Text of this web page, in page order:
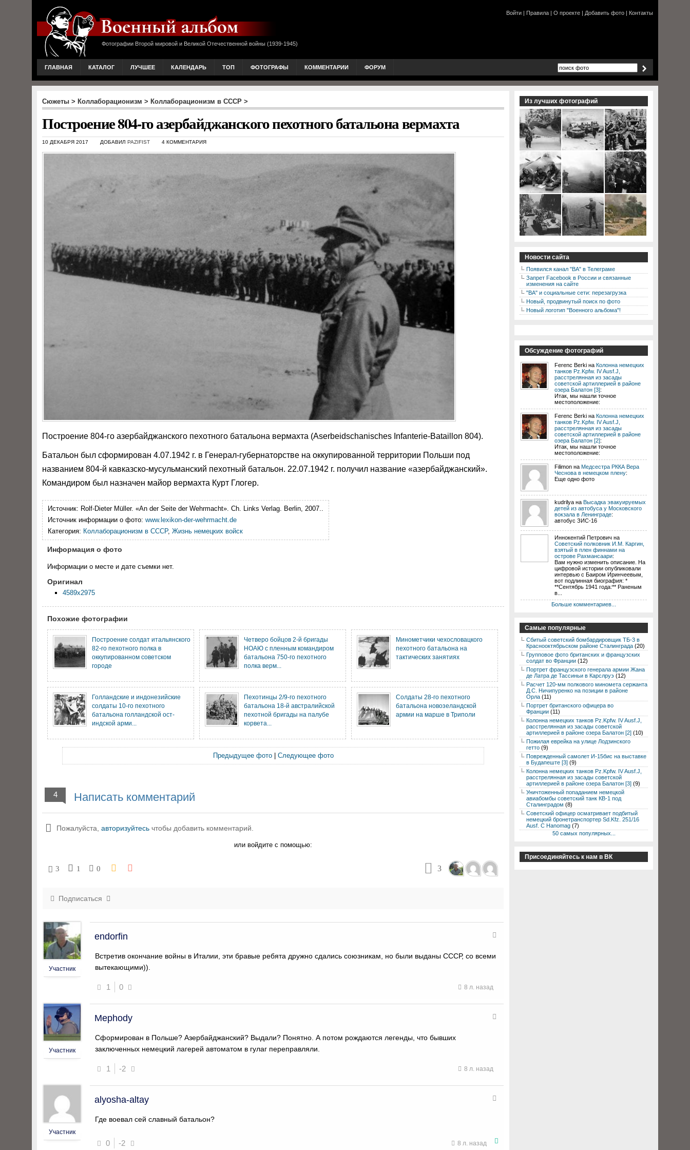
Фотографии Второй мировой и Великой Отечественной войны (1939-1945)
Войти | Правила | О проекте | Добавить фото | Контакты
ГЛАВНАЯ КАТАЛОГ ЛУЧШЕЕ КАЛЕНДАРЬ ТОП ФОТОГРАФЫ КОММЕНТАРИИ ФОРУМ
Сюжеты > Коллаборационизм > Коллаборационизм в СССР >
Построение 804-го азербайджанского пехотного батальона вермахта
10 ДЕКАБРЯ 2017 ДОБАВИЛ PAZIFIST 4 КОММЕНТАРИЯ
Построение 804-го азербайджанского пехотного батальона вермахта (Aserbeidschanisches Infanterie-Bataillon 804).
Батальон был сформирован 4.07.1942 г. в Генерал-губернаторстве на оккупированной территории Польши под
названием 804-й кавказско-мусульманский пехотный батальон. 22.07.1942 г. получил название «азербайджанский».
Командиром был назначен майор вермахта Курт Глогер.
Источник: Rolf-Dieter Müller. «An der Seite der Wehrmacht». Ch. Links Verlag. Berlin, 2007..
Источник информации о фото: www.lexikon-der-wehrmacht.de
Категория: Коллаборационизм в СССР, Жизнь немецких войск
Информация о фото
Информации о месте и дате съемки нет.
Оригинал
4589x2975
Похожие фотографии
Построение солдат итальянского
82-го пехотного полка в
оккупированном советском
городе
Четверо бойцов 2-й бригады
НОАЮ с пленным командиром
батальона 750-го пехотного
полка верм...
Минометчики чехословацкого
пехотного батальона на
тактических занятиях
Голландские и индонезийские
солдаты 10-го пехотного
батальона голландской ост-
индской арми...
Пехотинцы 2/9-го пехотного
батальона 18-й австралийской
пехотной бригады на палубе
корвета...
Солдаты 28-го пехотного
батальона новозеландской
армии на марше в Триполи
Предыдущее фото| Следующее фото
4 Написать комментарий
Пожалуйста, авторизуйтесь чтобы добавить комментарий.
или войдите с помощью:
3 1 0 3
Подписаться
Участник
endorfin
Встретив окончание войны в Италии, эти бравые ребята дружно сдались союзникам, но были выданы СССР, со всеми
вытекающими)).
1 0 8 л. назад
Участник
Mephody
Сформирован в Польше? Азербайджанский? Выдали? Понятно. А потом рождаются легенды, что бывших
заключенных немецкий лагерей автоматом в гулаг переправляли.
1 -2 8 л. назад
Участник
alyosha-altay
Где воевал сей славный батальон?
0 -2 8 л. назад
Из лучших фотографий
Новости сайта
Появился канал "ВА" в Телеграме
Запрет Facebook в России и связанные
изменения на сайте
"ВА" и социальные сети: перезагрузка
Новый, продвинутый поиск по фото
Новый логотип "Военного альбома"!
Обсуждение фотографий
Ferenc Berki на Колонна немецких
танков Pz.Kpfw. IV Ausf.J,
расстрелянная из засады
советской артиллерией в районе
озера Балатон [3]:
Итак, мы нашли точное
местоположение:
Ferenc Berki на Колонна немецких
танков Pz.Kpfw. IV Ausf.J,
расстрелянная из засады
советской артиллерией в районе
озера Балатон [2]:
Итак, мы нашли точное
местоположение:
Filimon на Медсестра РККА Вера
Чеснова в немецком плену:
Еще одно фото
kudrilya на Высадка эвакуируемых
детей из автобуса у Московского
вокзала в Ленинграде:
автобус ЗИС-16
Иннокентий Петрович на
Советский полковник И.М. Каргин,
взятый в плен финнами на
острове Рахмансаари:
Вам нужно изменить описание. На
цифровой истории опубликовали
интервью с Баиром Иринчеевым,
вот подлинная биография: *
**Сентябрь 1941 года:** Раненым
в...
Больше комментариев...
Самые популярные
Сбитый советский бомбардировщик ТБ-3 в
Краснооктябрьском районе Сталинграда (20)
Групповое фото британских и французских
солдат во Франции (12)
Портрет французского генерала армии Жана
де Латра де Тассиньи в Карслруэ (12)
Расчет 120-мм полкового миномета сержанта
Д.С. Ничипуренко на позиции в районе
Орла (11)
Портрет британского офицера во
Франции (11)
Колонна немецких танков Pz.Kpfw. IV Ausf.J,
расстрелянная из засады советской
артиллерией в районе озера Балатон [2] (10)
Пожилая еврейка на улице Лодзинского
гетто (9)
Поврежденный самолет И-15бис на выставке
в Будапеште [3] (9)
Колонна немецких танков Pz.Kpfw. IV Ausf.J,
расстрелянная из засады советской
артиллерией в районе озера Балатон [3] (9)
Уничтоженный попаданием немецкой
авиабомбы советский танк КВ-1 под
Сталинградом (8)
Советский офицер осматривает подбитый
немецкий бронетранспортер Sd.Kfz. 251/16
Ausf. C Hanomag (7)
50 самых популярных...
Присоединяйтесь к нам в ВК